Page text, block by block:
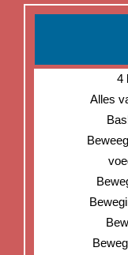
4
Alles